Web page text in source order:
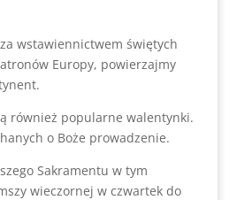
wstawiennictwem świętych
Europy, powierzajmy
również popularne walentynki.
o Boże prowadzenie.
Sakramentu w tym
wieczornej w czwartek do